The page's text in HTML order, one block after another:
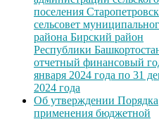
поселения
сельсовет
района Бирский район
Республики
отчетный финансовый
января 2024 года по 31
2024 года
Об утверждении Порядка
применения бюджетной